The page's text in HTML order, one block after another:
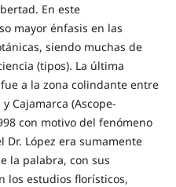
En este
mayor énfasis en las
siendo muchas de
(tipos). La última
a la zona colindante entre
Cajamarca (Ascope-
con motivo del fenómeno
Dr. López era sumamente
la palabra, con sus
los estudios florísticos,